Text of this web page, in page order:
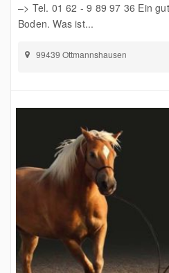
–> Tel. 01 62 - 9 89 97 36 Ein
Boden. Was ist...
99439 Ottmannshausen